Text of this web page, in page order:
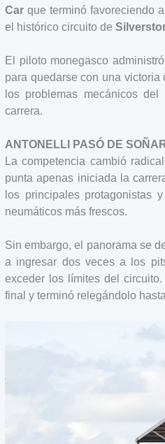
Car que terminó favoreciendo a
el histórico circuito de
El piloto monegasco
para quedarse con una
los problemas mecánicos
carrera.
ANTONELLI PASÓ DE
La competencia cambió
punta apenas iniciada la
los principales protagonistas
neumáticos más frescos.
Sin embargo, el panorama se
a ingresar dos veces a los
exceder los límites del
final y terminó relegándolo